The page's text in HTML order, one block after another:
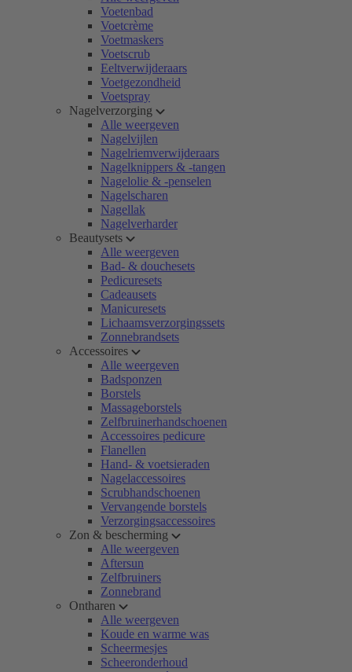
Voetenbad
Voetcrème
Voetmaskers
Voetscrub
Eeltverwijderaars
Voetgezondheid
Voetspray
Nagelverzorging
Alle weergeven
Nagelvijlen
Nagelriemverwijderaars
Nagelknippers & -tangen
Nagelolie & -penselen
Nagelscharen
Nagellak
Nagelverharder
Beautysets
Alle weergeven
Bad- & douchesets
Pedicuresets
Cadeausets
Manicuresets
Lichaamsverzorgingssets
Zonnebrandsets
Accessoires
Alle weergeven
Badsponzen
Borstels
Massageborstels
Zelfbruinerhandschoenen
Accessoires pedicure
Flanellen
Hand- & voetsieraden
Nagelaccessoires
Scrubhandschoenen
Vervangende borstels
Verzorgingsaccessoires
Zon & bescherming
Alle weergeven
Aftersun
Zelfbruiners
Zonnebrand
Ontharen
Alle weergeven
Koude en warme was
Scheermesjes
Scheeronderhoud